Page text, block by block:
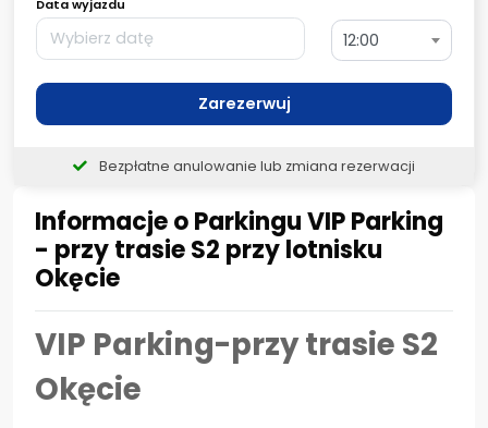
Informacje o Parkingu VIP Parking
- przy trasie S2 przy lotnisku
Okęcie
VIP Parking-przy trasie S2
Okęcie
Data wyjazdu
12:00
Zarezerwuj
Bezpłatne anulowanie lub zmiana rezerwacji